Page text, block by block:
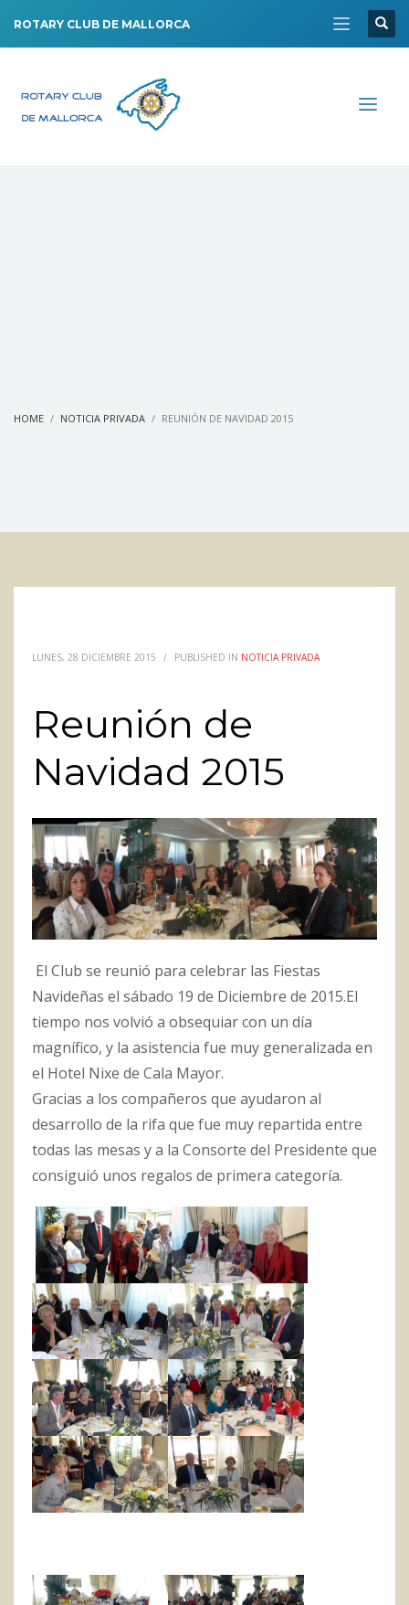
ROTARY CLUB DE MALLORCA
HOME NOTICIA PRIVADA REUNIÓN DE NAVIDAD 2015
LUNES, 28 DICIEMBRE 2015 / PUBLISHED IN NOTICIA PRIVADA
Reunión de
Navidad 2015
El Club se reunió para celebrar las Fiestas
Navideñas el sábado 19 de Diciembre de 2015.El
tiempo nos volvió a obsequiar con un día
magnífico, y la asistencia fue muy generalizada en
el Hotel Nixe de Cala Mayor.
Gracias a los compañeros que ayudaron al
desarrollo de la rifa que fue muy repartida entre
todas las mesas y a la Consorte del Presidente que
consiguió unos regalos de primera categoría.